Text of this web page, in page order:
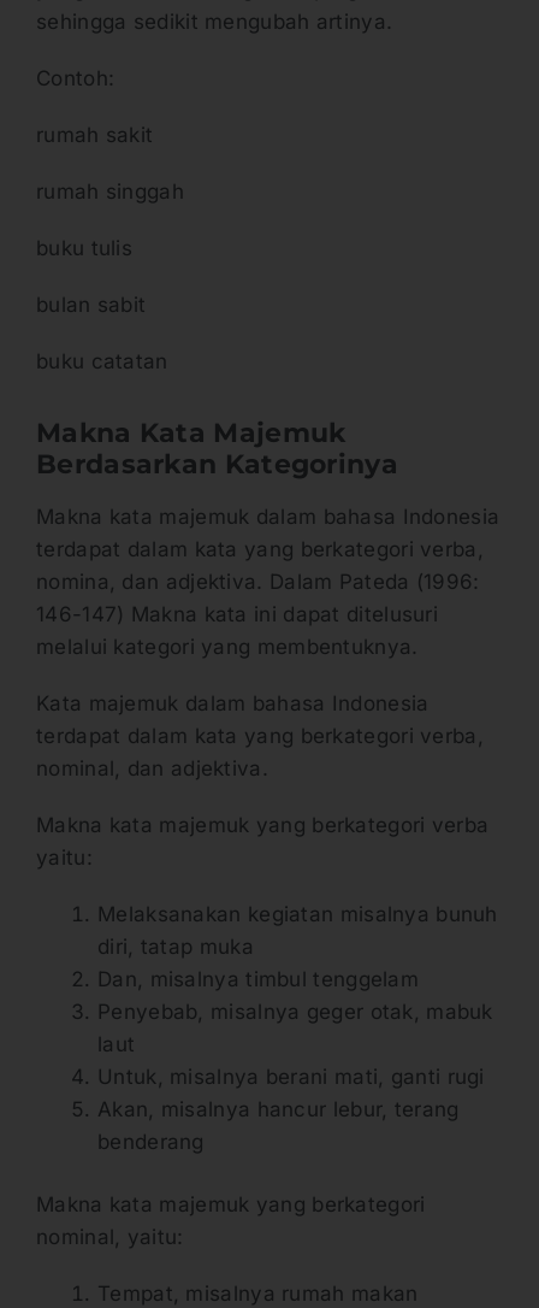
sehingga sedikit mengubah artinya.
Contoh:
rumah sakit
rumah singgah
buku tulis
bulan sabit
buku catatan
Makna Kata Majemuk
Berdasarkan Kategorinya
Makna kata majemuk dalam bahasa Indonesia
terdapat dalam kata yang berkategori verba,
nomina, dan adjektiva. Dalam Pateda (1996:
146-147) Makna kata ini dapat ditelusuri
melalui kategori yang membentuknya.
Kata majemuk dalam bahasa Indonesia
terdapat dalam kata yang berkategori verba,
nominal, dan adjektiva.
Makna kata majemuk yang berkategori verba
yaitu:
Melaksanakan kegiatan misalnya bunuh
diri, tatap muka
Dan, misalnya timbul tenggelam
Penyebab, misalnya geger otak, mabuk
laut
Untuk, misalnya berani mati, ganti rugi
Akan, misalnya hancur lebur, terang
benderang
Makna kata majemuk yang berkategori
nominal, yaitu:
Tempat, misalnya rumah makan